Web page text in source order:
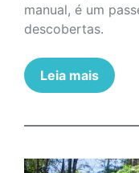
manual, é um
descobertas.
Leia mais